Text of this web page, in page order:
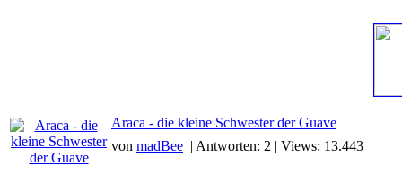
Araca - die kleine Schwester der Guave
von madBee | Antworten: 2 | Views: 13.443